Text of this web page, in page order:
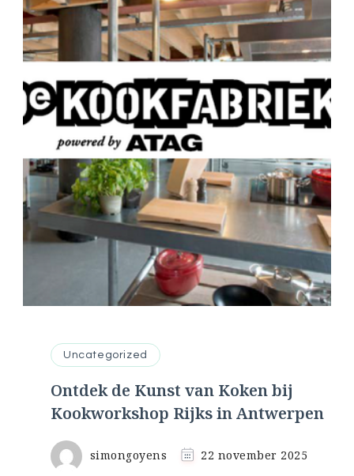
Uncategorized
Ontdek de Kunst van Koken bij
Kookworkshop Rijks in Antwerpen
simongoyens 22 november 2025